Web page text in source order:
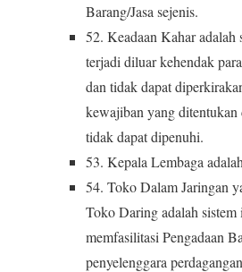
Barang/Jasa sejenis.
52. Keadaan Kahar adalah
terjadi diluar kehendak
dan tidak dapat
kewajiban yang
tidak dapat dipenuhi.
53. Kepala Lembaga
54. Toko Dalam Jaringan
Toko Daring adalah
memfasilitasi Pengadaan
penyelenggara